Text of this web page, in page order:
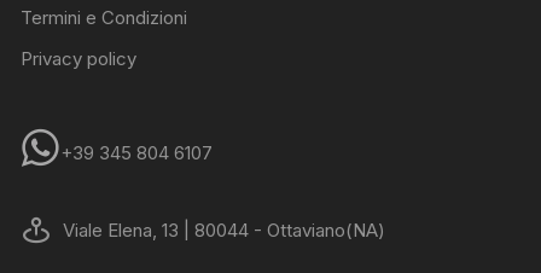
Termini e Condizioni
Privacy policy
+39 345 804 6107
Viale Elena, 13 | 80044 - Ottaviano(NA)